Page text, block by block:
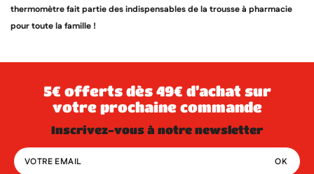
thermomètre fait partie des indispensables de la trousse à pharmacie
pour toute la famille !
5€ offerts dès 49€ d’achat sur
votre prochaine commande
inscrivez-vous à notre newsletter